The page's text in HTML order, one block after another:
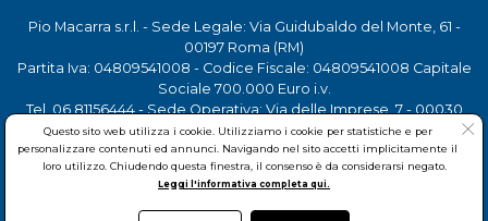
Pio Macarra s.r.l. - Sede Legale: Via Guidubaldo del Monte, 61 -
00197 Roma (RM)
Partita Iva: 04809541008 - Codice Fiscale: 04809541008 Capitale
Sociale 700.000 Euro i.v.
Tel.06 81156444- Sede Operativa: Via delle Imprese, 7 - 00030
San Cesareo (RM)
Questo sito web utilizza i cookie. Utilizziamo i cookie per statistiche e per
personalizzare contenuti ed annunci. Navigando nel sito accetti implicitamente il
loro utilizzo. Chiudendo questa finestra, il consenso è da considerarsi negato.
Leggi l'informativa completa qui.